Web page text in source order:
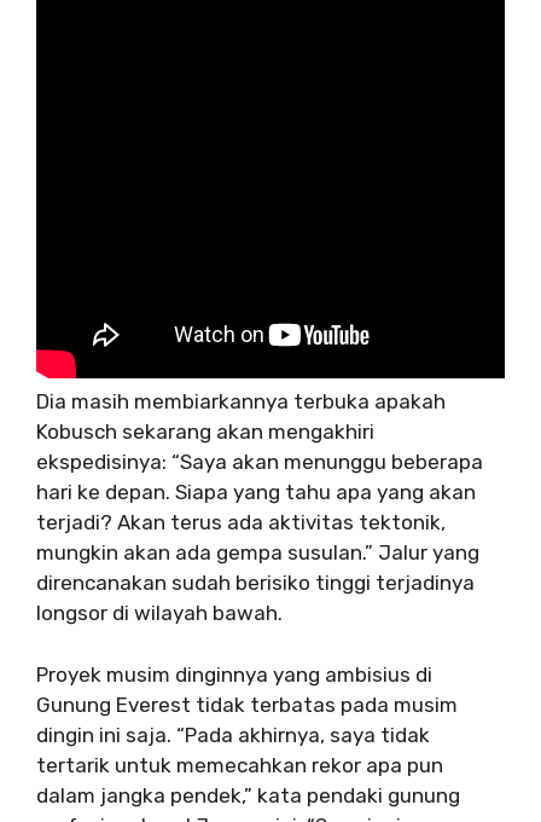
Dia masih membiarkannya terbuka apakah
Kobusch sekarang akan mengakhiri
ekspedisinya: “Saya akan menunggu beberapa
hari ke depan. Siapa yang tahu apa yang akan
terjadi? Akan terus ada aktivitas tektonik,
mungkin akan ada gempa susulan.” Jalur yang
direncanakan sudah berisiko tinggi terjadinya
longsor di wilayah bawah.
Proyek musim dinginnya yang ambisius di
Gunung Everest tidak terbatas pada musim
dingin ini saja. “Pada akhirnya, saya tidak
tertarik untuk memecahkan rekor apa pun
dalam jangka pendek,” kata pendaki gunung